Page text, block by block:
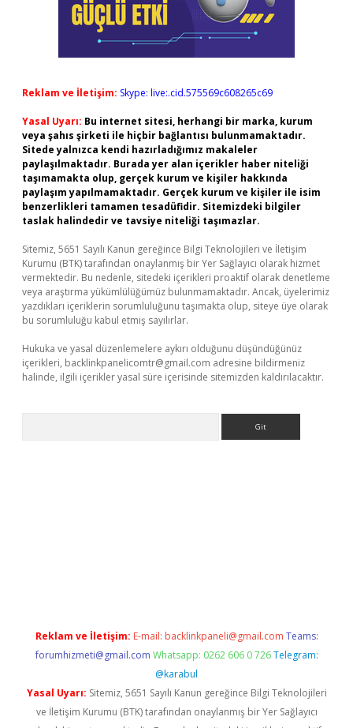
Reklam ve İletişim: Skype: live:.cid.575569c608265c69
Yasal Uyarı: Bu internet sitesi, herhangi bir marka, kurum
veya şahıs şirketi ile hiçbir bağlantısı bulunmamaktadır.
Sitede yalnızca kendi hazırladığımız makaleler
paylaşılmaktadır. Burada yer alan içerikler haber niteliği
taşımamakta olup, gerçek kurum ve kişiler hakkında
paylaşım yapılmamaktadır. Gerçek kurum ve kişiler ile isim
benzerlikleri tamamen tesadüfidir. Sitemizdeki bilgiler
taslak halindedir ve tavsiye niteliği taşımazlar.
Sitemiz, 5651 Sayılı Kanun gereğince Bilgi Teknolojileri ve İletişim
Kurumu (BTK) tarafından onaylanmış bir Yer Sağlayıcı olarak hizmet
vermektedir. Bu nedenle, sitedeki içerikleri proaktif olarak denetleme
veya araştırma yükümlülüğümüz bulunmamaktadır. Ancak, üyelerimiz
yazdıkları içeriklerin sorumluluğunu taşımakta olup, siteye üye olarak
bu sorumluluğu kabul etmiş sayılırlar.
Hukuka ve yasal düzenlemelere aykırı olduğunu düşündüğünüz
içerikleri, backlinkpanelicomtr@gmail.com adresine bildirmeniz
halinde, ilgili içerikler yasal süre içerisinde sitemizden kaldırılacaktır.
Reklam ve İletişim: E-mail: backlinkpaneli@gmail.com Teams:
forumhizmeti@gmail.com Whatsapp: 0262 606 0 726 Telegram:
@karabul
Yasal Uyarı: Sitemiz, 5651 Sayılı Kanun gereğince Bilgi Teknolojileri
ve İletişim Kurumu (BTK) tarafından onaylanmış bir Yer Sağlayıcı